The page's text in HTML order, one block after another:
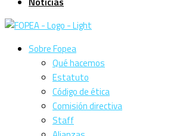
Sobre Fopea
Qué hacemos
Estatuto
Código de ética
Comisión directiva
Staff